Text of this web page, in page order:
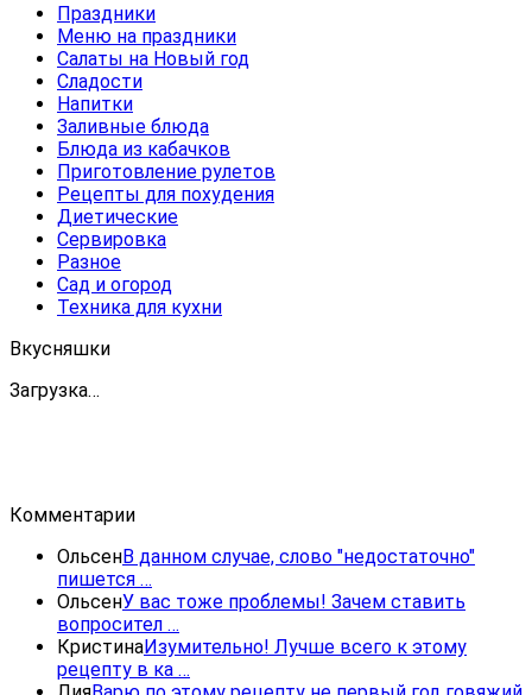
Праздники
Меню на праздники
Салаты на Новый год
Сладости
Напитки
Заливные блюда
Блюда из кабачков
Приготовление рулетов
Рецепты для похудения
Диетические
Сервировка
Разное
Сад и огород
Техника для кухни
Вкусняшки
Загрузка…
Комментарии
ОльсенВ данном случае, слово "недостаточно"
пишется …
ОльсенУ вас тоже проблемы! Зачем ставить
вопросител …
КристинаИзумительно! Лучше всего к этому
рецепту в ка …